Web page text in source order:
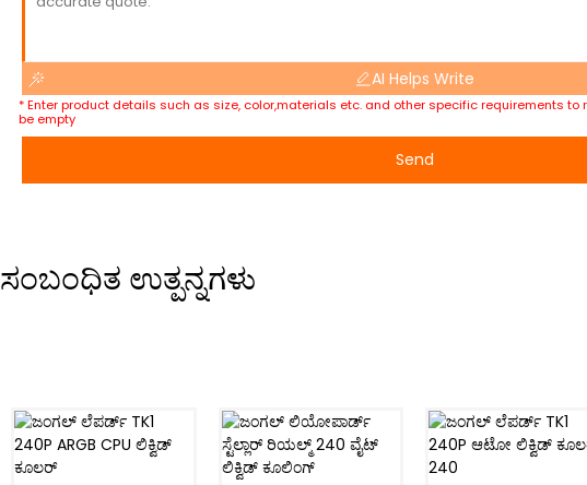
* Enter product details such as size, color,materials etc. and other specific requirements
be empty
AI Helps Write
Send
ಸಂಬಂಧಿತ ಉತ್ಪನ್ನಗಳು